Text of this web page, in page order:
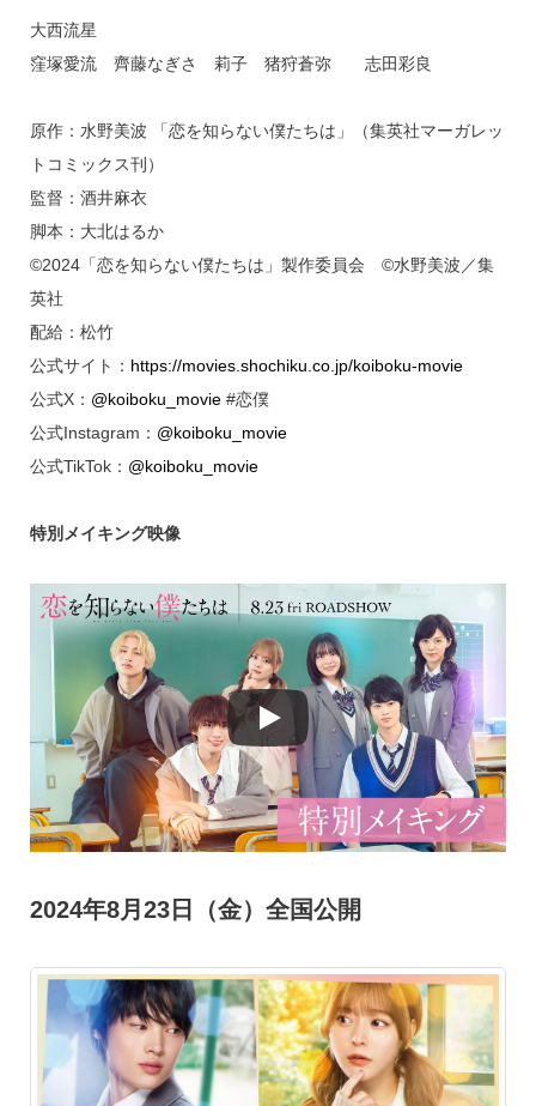
大西流星
窪塚愛流 齊藤なぎさ 莉子 猪狩蒼弥 志田彩良
原作：水野美波 「恋を知らない僕たちは」（集英社マーガレッ
トコミックス刊）
監督：酒井麻衣
脚本：大北はるか
©2024「恋を知らない僕たちは」製作委員会 ©水野美波／集
英社
配給：松竹
公式サイト： https://movies.shochiku.co.jp/koiboku-movie
公式X： @koiboku_movie#恋僕
公式Instagram： @koiboku_movie
公式TikTok： @koiboku_movie
特別メイキング映像
2024年8月23日（金）全国公開